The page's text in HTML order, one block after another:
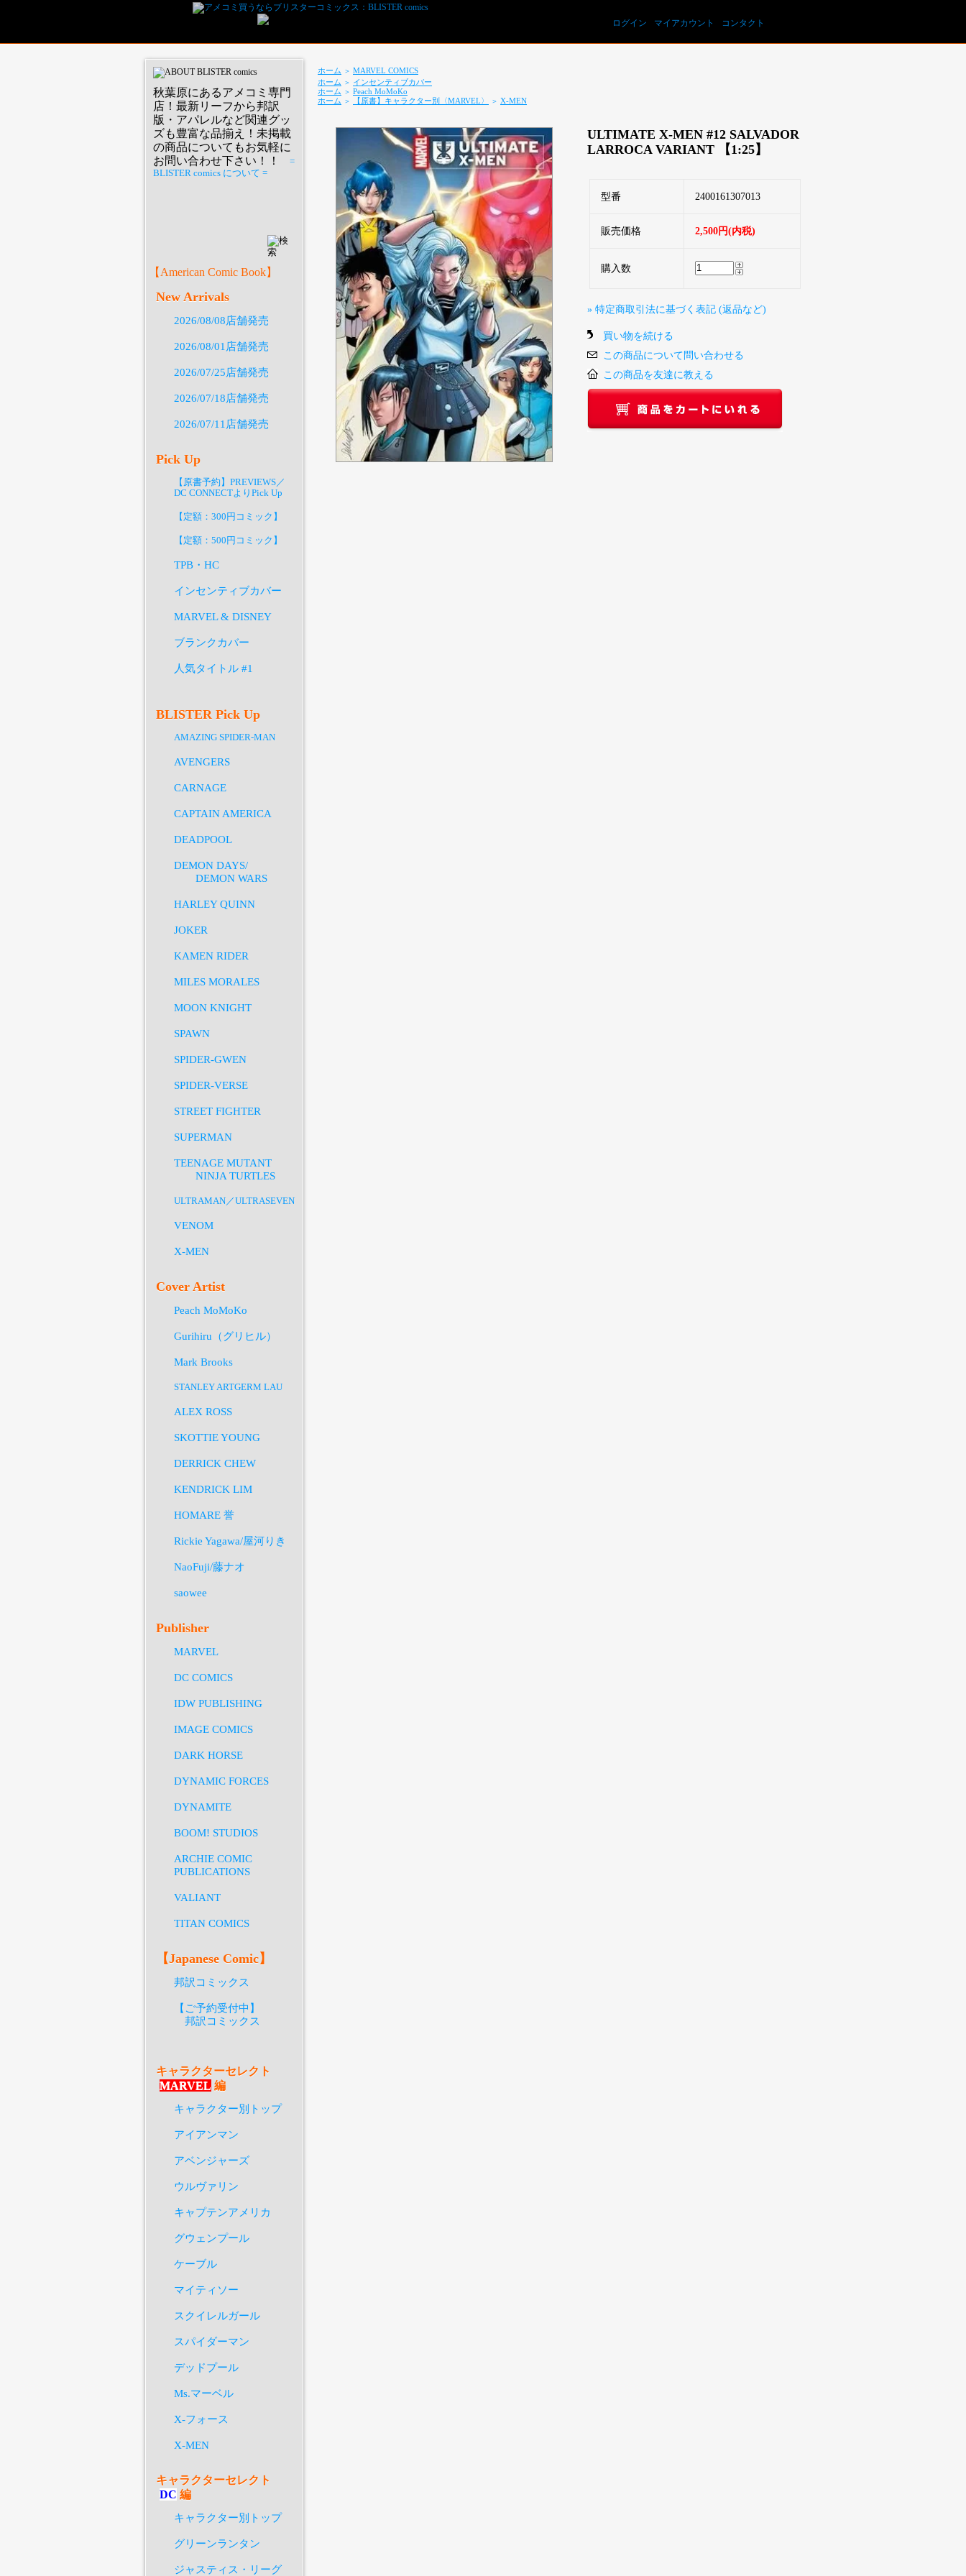
ログイン マイアカウント コンタクト
ホーム ＞ MARVEL COMICS
ホーム ＞ インセンティブカバー
ホーム ＞ Peach MoMoKo
ホーム ＞ 【原書】キャラクター別〈MARVEL〉 ＞ X-MEN
ULTIMATE X-MEN #12 SALVADOR
LARROCA VARIANT 【1:25】
型番 2400161307013
販売価格 2,500円(内税)
購入数
» 特定商取引法に基づく表記 (返品など)
買い物を続ける
この商品について問い合わせる
この商品を友達に教える
秋葉原にあるアメコミ専門
店！最新リーフから邦訳
版・アパレルなど関連グッ
ズも豊富な品揃え！未掲載
の商品についてもお気軽に
お問い合わせ下さい！！
=
BLISTER comics について =
PREVIEWS予約オーダー用紙ダウンロード
【American Comic Book】
New Arrivals
2026/08/08店舗発売
2026/08/01店舗発売
2026/07/25店舗発売
2026/07/18店舗発売
2026/07/11店舗発売
Pick Up
【原書予約】PREVIEWS／
DC CONNECTよりPick Up
【定額：300円コミック】
【定額：500円コミック】
TPB・HC
インセンティブカバー
MARVEL & DISNEY
ブランクカバー
人気タイトル #1
BLISTER Pick Up
AMAZING SPIDER-MAN
AVENGERS
CARNAGE
CAPTAIN AMERICA
DEADPOOL
DEMON DAYS/
DEMON WARS
HARLEY QUINN
JOKER
KAMEN RIDER
MILES MORALES
MOON KNIGHT
SPAWN
SPIDER-GWEN
SPIDER-VERSE
STREET FIGHTER
SUPERMAN
TEENAGE MUTANT
NINJA TURTLES
ULTRAMAN／ULTRASEVEN
VENOM
X-MEN
Cover Artist
Peach MoMoKo
Gurihiru（グリヒル）
Mark Brooks
STANLEY ARTGERM LAU
ALEX ROSS
SKOTTIE YOUNG
DERRICK CHEW
KENDRICK LIM
HOMARE 誉
Rickie Yagawa/屋河りき
NaoFuji/藤ナオ
saowee
Publisher
MARVEL
DC COMICS
IDW PUBLISHING
IMAGE COMICS
DARK HORSE
DYNAMIC FORCES
DYNAMITE
BOOM! STUDIOS
ARCHIE COMIC
PUBLICATIONS
VALIANT
TITAN COMICS
【Japanese Comic】
邦訳コミックス
【ご予約受付中】
邦訳コミックス
キャラクターセレクト
MARVEL 編
キャラクター別トップ
アイアンマン
アベンジャーズ
ウルヴァリン
キャプテンアメリカ
グウェンプール
ケーブル
マイティソー
スクイレルガール
スパイダーマン
デッドプール
Ms.マーベル
X-フォース
X-MEN
キャラクターセレクト
DC 編
キャラクター別トップ
グリーンランタン
ジャスティス・リーグ